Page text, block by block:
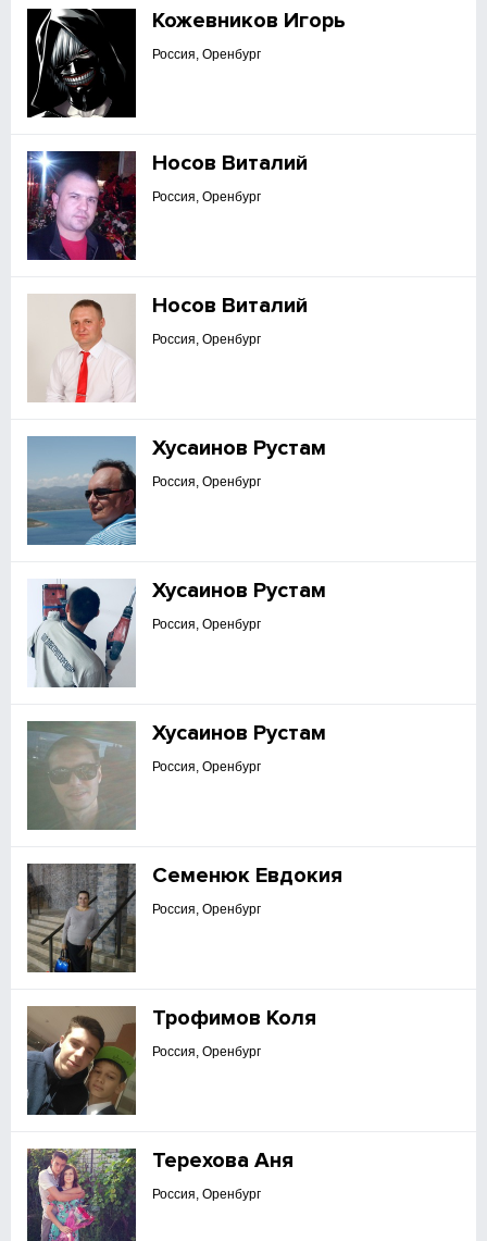
Кожевников Игорь
Россия, Оренбург
Носов Виталий
Россия, Оренбург
Носов Виталий
Россия, Оренбург
Хусаинов Рустам
Россия, Оренбург
Хусаинов Рустам
Россия, Оренбург
Хусаинов Рустам
Россия, Оренбург
Семенюк Евдокия
Россия, Оренбург
Трофимов Коля
Россия, Оренбург
Терехова Аня
Россия, Оренбург